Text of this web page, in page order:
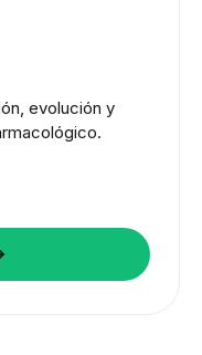
evolución y